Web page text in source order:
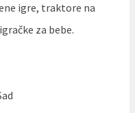
igre, traktore na
za bebe.